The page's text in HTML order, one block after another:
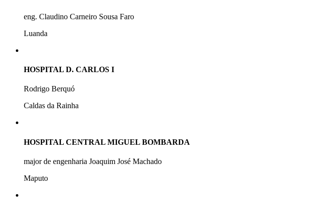
eng. Claudino Carneiro Sousa Faro
Luanda
HOSPITAL D. CARLOS I
Rodrigo Berquó
Caldas da Rainha
HOSPITAL CENTRAL MIGUEL BOMBARDA
major de engenharia Joaquim José Machado
Maputo